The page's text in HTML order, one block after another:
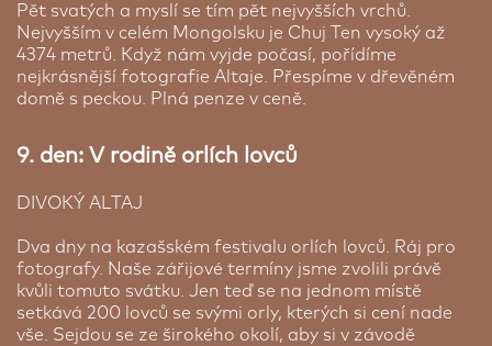
Pět svatých a myslí se tím pět nejvyšších vrchů.
Nejvyšším v celém Mongolsku je Chuj Ten vysoký až
4374 metrů. Když nám vyjde počasí, pořídíme
nejkrásnější fotografie Altaje. Přespíme v dřevěném
domě s peckou. Plná penze v ceně.
9. den: V rodině orlích lovců
DIVOKÝ ALTAJ
Dva dny na kazašském festivalu orlích lovců. Ráj pro
fotografy. Naše zářijové termíny jsme zvolili právě
kvůli tomuto svátku. Jen teď se na jednom místě
setkává 200 lovců se svými orly, kterých si cení nade
vše. Sejdou se ze širokého okolí, aby si v závodě